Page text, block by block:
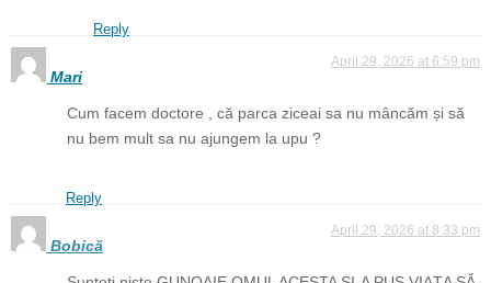
Reply
Mari
April 29, 2026 at 6:59 pm
Cum facem doctore , că parca ziceai sa nu mâncăm și să
nu bem mult sa nu ajungem la upu ?
Reply
Bobică
April 29, 2026 at 8:33 pm